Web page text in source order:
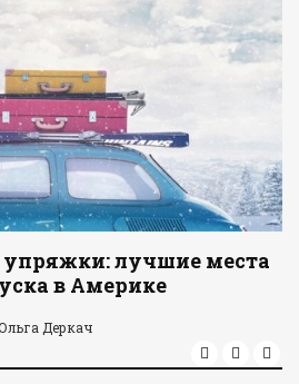
лучшие места
в Америке
Деркач